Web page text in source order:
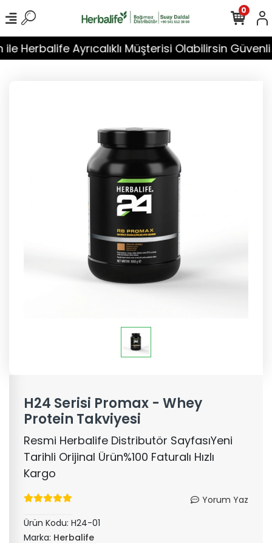
Herbalife Ayrıcalıklı Müşterisi Olabilirsin Güvenli
0
H24 Serisi Promax - Whey
Protein Takviyesi
Resmi Herbalife Distributör SayfasıYeni
Tarihli Orijinal Ürün%100 Faturalı Hızlı
Kargo
Yorum Yaz
Ürün Kodu: H24-01
Marka: Herbalife